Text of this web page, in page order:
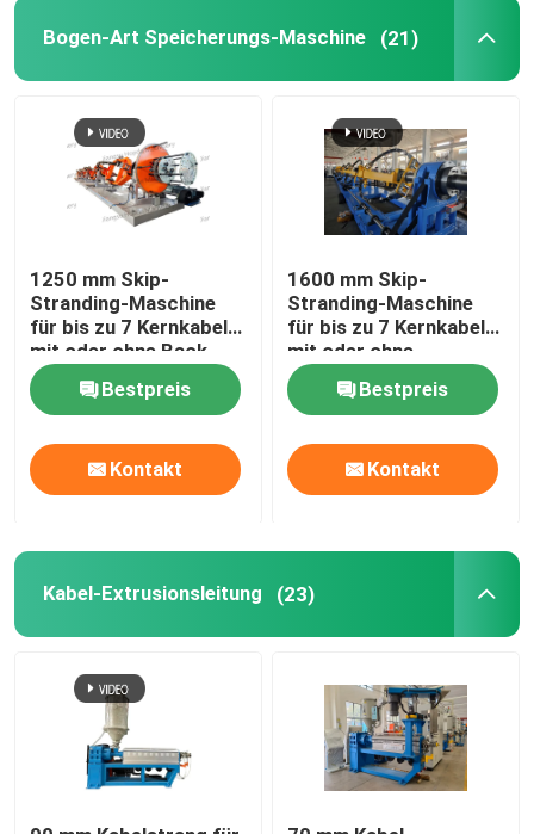
Zu Hause
Videos
Bogen-Art Speicherungs-Maschine (21)
1250 mm Skip-
Stranding-Maschine
für bis zu 7 Kernkabel
mit oder ohne Back-
Twist
Bestpreis
Kontakt
1600 mm Skip-
Stranding-Maschine
für bis zu 7 Kernkabel
mit oder ohne
Backtwist
Bestpreis
Kontakt
Kabel-Extrusionsleitung (23)